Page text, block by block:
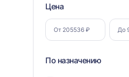
Фильтр
по
Цена
По назначению
ПЗО